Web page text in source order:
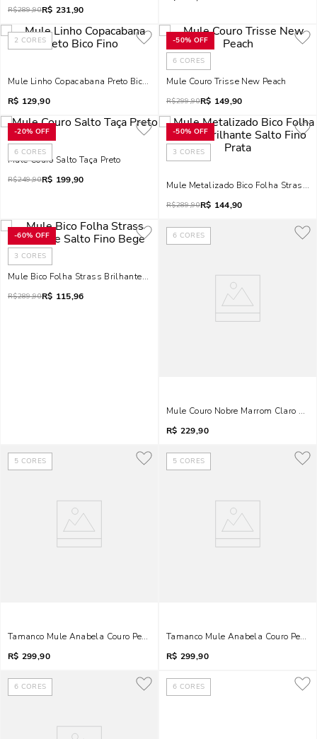
R$289,90R$ 231,90
2 CORES
Mule Linho Copacabana Preto Bico Fino
R$ 129,90
-50% OFF
6 CORES
Mule Couro Trisse New Peach
R$299,90R$ 149,90
-20% OFF
6 CORES
Mule Couro Salto Taça Preto
R$249,90R$ 199,90
-50% OFF
3 CORES
Mule Metalizado Bico Folha Strass
R$289,90R$ 144,90
-60% OFF
3 CORES
Mule Bico Folha Strass Brilhante Salto Fino Bege
R$289,90R$ 115,96
6 CORES
Mule Couro Nobre Marrom Claro
R$ 229,90
5 CORES
Tamanco Mule Anabela Couro Pelica Soft Bico Fino Preto
R$ 299,90
5 CORES
Tamanco Mule Anabela Couro
R$ 299,90
6 CORES 6 CORES